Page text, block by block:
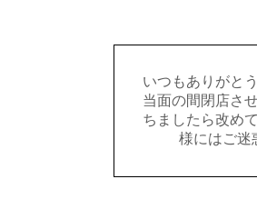
いつもありがと
当面の間閉店さ
ちましたら改め
様にはご迷